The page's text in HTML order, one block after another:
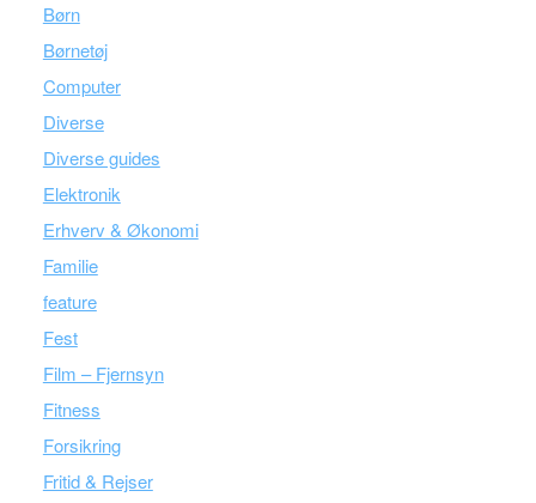
Børn
Børnetøj
Computer
Diverse
Diverse guides
Elektronik
Erhverv & Økonomi
Familie
feature
Fest
Film – Fjernsyn
Fitness
Forsikring
Fritid & Rejser